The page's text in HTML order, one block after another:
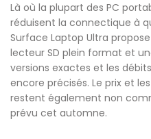
Là où la plupart des PC
réduisent la connectique à
Surface Laptop Ultra propose
lecteur SD plein format et
versions exactes et les
encore précisés. Le prix et
restent également non
prévu cet automne.